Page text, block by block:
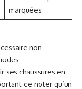
marquées
non
ses chaussures en
de noter qu’un